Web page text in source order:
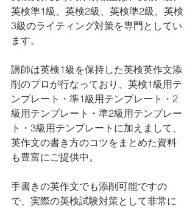
英検準1級、英検2級、英検準2級、英検
3級のライティング対策を専門としてい
ます。
講師は英検1級を保持した英検英作文添
削のプロが行なっており、英検1級用テ
ンプレート・準1級用テンプレート・2
級用テンプレート・準2級用テンプレー
ト・3級用テンプレートに加えまして、
英作文の書き方のコツをまとめた資料
も豊富にご提供中。
手書きの英作文でも添削可能ですの
で、実際の英検試験対策として非常に